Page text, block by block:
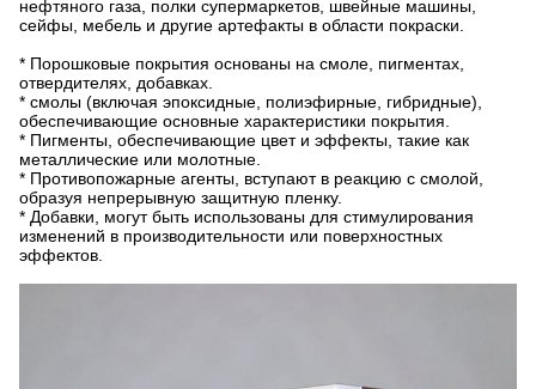
нефтяного газа, полки супермаркетов, швейные машины,
сейфы, мебель и другие артефакты в области покраски.
* Порошковые покрытия основаны на смоле, пигментах,
отвердителях, добавках.
* смолы (включая эпоксидные, полиэфирные, гибридные),
обеспечивающие основные характеристики покрытия.
* Пигменты, обеспечивающие цвет и эффекты, такие как
металлические или молотные.
* Противопожарные агенты, вступают в реакцию с смолой,
образуя непрерывную защитную пленку.
* Добавки, могут быть использованы для стимулирования
изменений в производительности или поверхностных
эффектов.